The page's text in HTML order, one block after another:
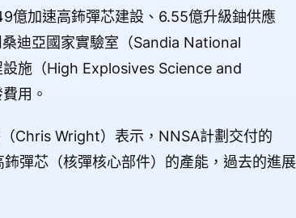
億加速高鈽彈芯建設、6.55億升級鈾供應
迪亞國家實驗室（Sandia National
施（High Explosives Science and
用。
Chris Wright）表示，NNSA計劃交付的
彈芯（核彈核心部件）的產能，過去的進展